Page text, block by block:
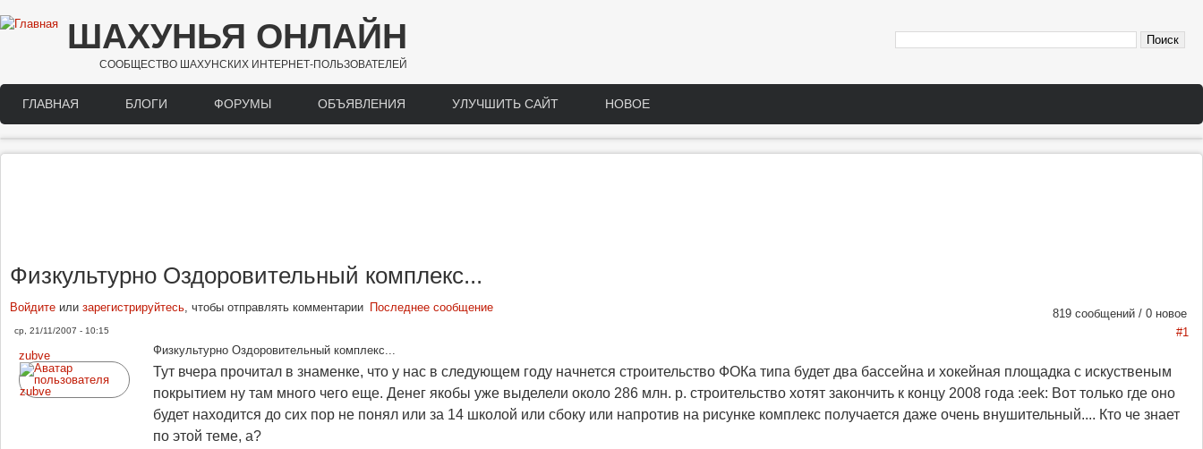
Перейти к основному содержанию
ШАХУНЬЯ ОНЛАЙН
СООБЩЕСТВО ШАХУНСКИХ ИНТЕРНЕТ-ПОЛЬЗОВАТЕЛЕЙ
Main menu
ГЛАВНАЯ БЛОГИ ФОРУМЫ ОБЪЯВЛЕНИЯ УЛУЧШИТЬ САЙТ НОВОЕ
Физкультурно Оздоровительный комплекс...
819 сообщений / 0 новое
Войдите или зарегистрируйтесь, чтобы отправлять комментарии Последнее сообщение
ср, 21/11/2007 - 10:15
#1
zubve
Физкультурно Оздоровительный комплекс...
Тут вчера прочитал в знаменке, что у нас в следующем году начнется строительство ФОКа типа будет два бассейна и хокейная площадка с искуственым
покрытием ну там много чего еще. Денег якобы уже выделели около 286 млн. р. строительство хотят закончить к концу 2008 года :eek: Вот только где оно
будет находится до сих пор не понял или за 14 школой или сбоку или напротив на рисунке комплекс получается даже очень внушительный.... Кто че знает
по этой теме, а?